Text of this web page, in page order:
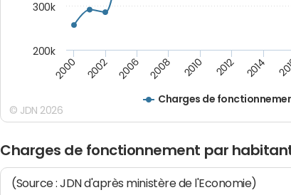
Charges de
2000 2002 2006 2008 2010 2012 2014
200k
300k
© JDN 2026
Charges de fonctionnement par
(Source : JDN d'après ministère de l'Economie)